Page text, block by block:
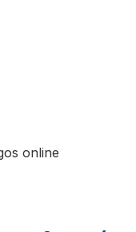
online